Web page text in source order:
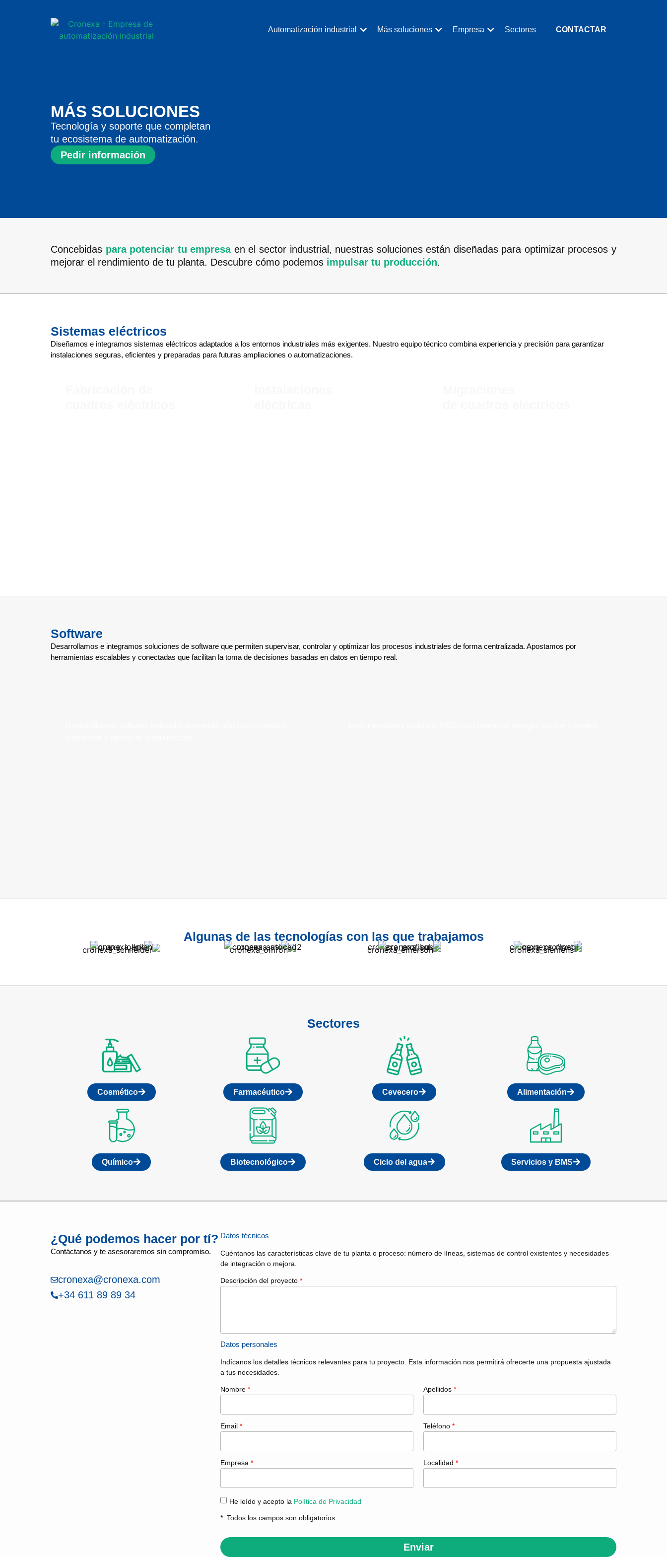
Automatización industrial Más soluciones Empresa Sectores CONTACTAR
MÁS SOLUCIONES
Tecnología y soporte que completan
tu ecosistema de automatización.
Pedir información
Concebidas para potenciar tu empresaen el sector industrial, nuestras soluciones están diseñadas para optimizar procesos y
mejorar el rendimiento de tu planta. Descubre cómo podemos impulsar tu producción.
Sistemas eléctricos
Diseñamos e integramos sistemas eléctricos adaptados a los entornos industriales más exigentes. Nuestro equipo técnico combina experiencia y precisión para garantizar
instalaciones seguras, eficientes y preparadas para futuras ampliaciones o automatizaciones.
Software
Desarrollamos e integramos soluciones de software que permiten supervisar, controlar y optimizar los procesos industriales de forma centralizada. Apostamos por
herramientas escalables y conectadas que facilitan la toma de decisiones basadas en datos en tiempo real.
Algunas de las tecnologías con las que trabajamos
Sectores
Cosmético Farmacéutico Cevecero Alimentación
Químico Biotecnológico Ciclo del agua Servicios y BMS
¿Qué podemos hacer por tí?
Contáctanos y te asesoraremos sin compromiso.
cronexa@cronexa.com
+34 611 89 89 34
Datos técnicos
Cuéntanos las características clave de tu planta o proceso: número de líneas, sistemas de control existentes y necesidades
de integración o mejora.
Descripción del proyecto *
Datos personales
Indícanos los detalles técnicos relevantes para tu proyecto. Esta información nos permitirá ofrecerte una propuesta ajustada
a tus necesidades.
Nombre * Apellidos *
Email * Teléfono *
Empresa * Localidad *
He leído y acepto la Política de Privacidad
*. Todos los campos son obligatorios.
Enviar